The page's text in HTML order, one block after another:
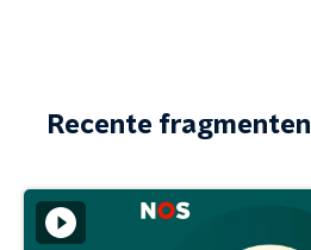
Recente fragmenten